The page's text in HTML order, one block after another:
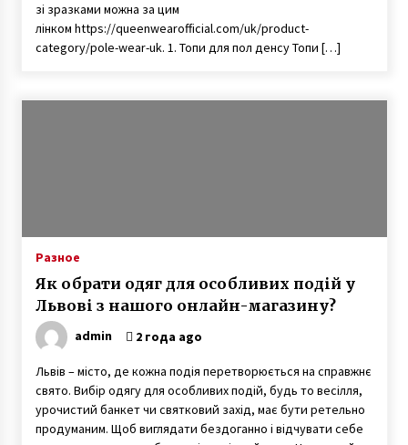
зі зразками можна за цим
лінком https://queenwearofficial.com/uk/product-
category/pole-wear-uk. 1. Топи для пол денсу Топи […]
Разное
Як обрати одяг для особливих подій у
Львові з нашого онлайн-магазину?
admin 2 года ago
Львів – місто, де кожна подія перетворюється на справжнє
свято. Вибір одягу для особливих подій, будь то весілля,
урочистий банкет чи святковий захід, має бути ретельно
продуманим. Щоб виглядати бездоганно і відчувати себе